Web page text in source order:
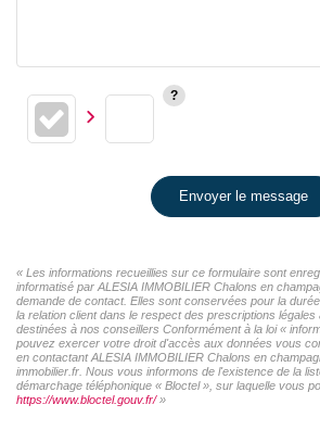
Envoyer le message
« Les informations recueillies sur ce formulaire sont
informatisé par ALESIA IMMOBILIER Chalons en
demande de contact. Elles sont conservées pour la
la relation client dans le respect des prescriptions légales
destinées à nos conseillers Conformément à la loi «
pouvez exercer votre droit d'accès aux données vous
en contactant ALESIA IMMOBILIER Chalons en
immobilier.fr. Nous vous informons de l'existence de la
démarchage téléphonique « Bloctel », sur laquelle vous
https://www.bloctel.gouv.fr/»